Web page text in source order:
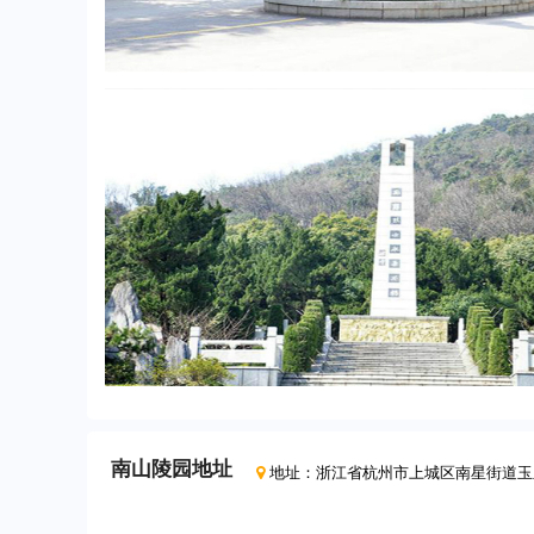
南山陵园地址 地址： 浙江省杭州市上城区南星街道